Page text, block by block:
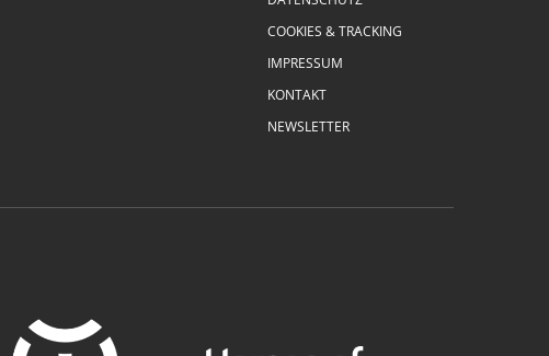
COOKIES & TRACKING
IMPRESSUM
KONTAKT
NEWSLETTER